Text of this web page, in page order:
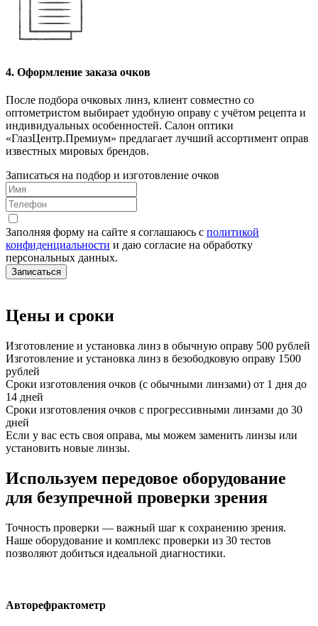
4. Оформление заказа очков
После подбора очковых линз, клиент совместно со
оптометристом выбирает удобную оправу с учётом рецепта и
индивидуальных особенностей. Салон оптики
«ГлазЦентр.Премиум» предлагает лучший ассортимент оправ
известных мировых брендов.
Записаться на подбор и изготовление очков
Заполняя форму на сайте я соглашаюсь с политикой
конфиденциальности и даю согласие на обработку
персональных данных.
Записаться
Цены и сроки
Изготовление и установка линз в обычную оправу 500 рублей
Изготовление и установка линз в безободковую оправу 1500
рублей
Сроки изготовления очков (с обычными линзами) от 1 дня до
14 дней
Сроки изготовления очков с прогрессивными линзами до 30
дней
Если у вас есть своя оправа, мы можем заменить линзы или
установить новые линзы.
Используем передовое оборудование
для безупречной проверки зрения
Точность проверки — важный шаг к сохранению зрения.
Наше оборудование и комплекс проверки из 30 тестов
позволяют добиться идеальной диагностики.
Авторефрактометр